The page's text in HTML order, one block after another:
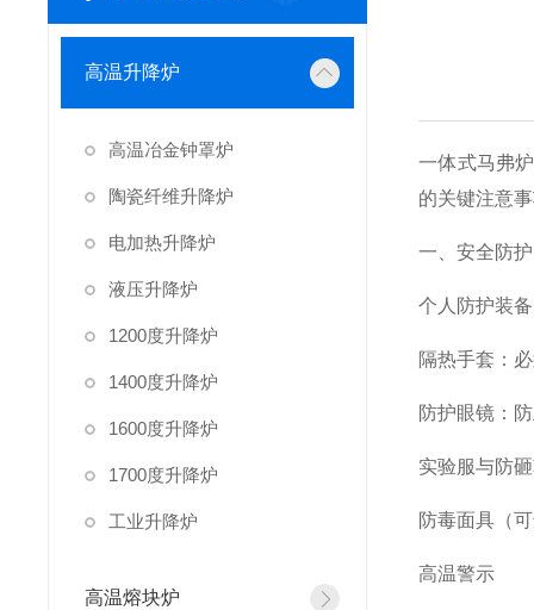
高温升降炉
高温冶金钟罩炉
陶瓷纤维升降炉
电加热升降炉
液压升降炉
1200度升降炉
1400度升降炉
1600度升降炉
1700度升降炉
工业升降炉
高温熔块炉
一体式马弗
的关键注意
一、安全防护
个人防护装备
隔热手套：
防护眼镜：
实验服与防
防毒面具（
高温警示